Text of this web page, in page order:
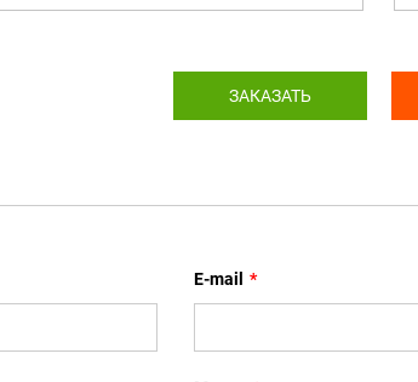
ЗАКАЗАТЬ
E-mail *